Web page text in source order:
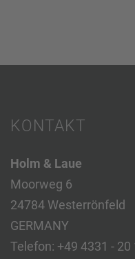
KONTAKT
Holm & Laue
Moorweg 6
24784 Westerrönfeld
GERMANY
Telefon: +49 4331 - 20